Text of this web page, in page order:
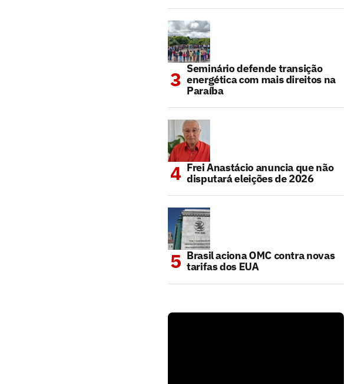
Seminário defende transição
energética com mais direitos na
Paraíba
Frei Anastácio anuncia que não
disputará eleições de 2026
Brasil aciona OMC contra novas
tarifas dos EUA